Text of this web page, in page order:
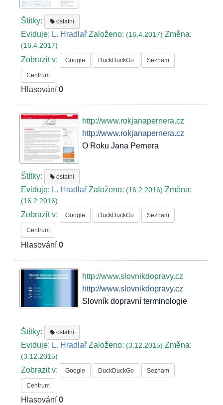
Štítky: ostatní
Eviduje: L. Hradlař Založeno:(16.4.2017)Změna:
(16.4.2017)
Zobrazit v: Google DuckDuckGo Seznam
Centrum
Hlasování0
http://www.rokjanapernera.cz
http://www.rokjanapernera.cz
O Roku Jana Pernera
Štítky: ostatní
Eviduje: L. Hradlař Založeno:(16.2.2016)Změna:
(16.2.2016)
Zobrazit v: Google DuckDuckGo Seznam
Centrum
Hlasování0
http://www.slovnikdopravy.cz
http://www.slovnikdopravy.cz
Slovník dopravní terminologie
Štítky: ostatní
Eviduje: L. Hradlař Založeno:(3.12.2015)Změna:
(3.12.2015)
Zobrazit v: Google DuckDuckGo Seznam
Centrum
Hlasování0